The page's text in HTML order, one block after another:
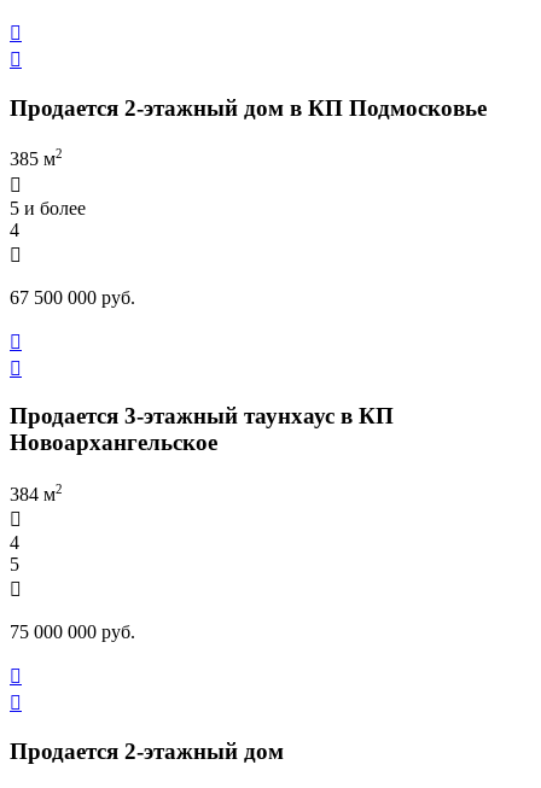


Продается 2-этажный дом в КП Подмосковье
385 м2

5 и более
4

67 500 000 руб.


Продается 3-этажный таунхаус в КП
Новоархангельское
384 м2

4
5

75 000 000 руб.


Продается 2-этажный дом